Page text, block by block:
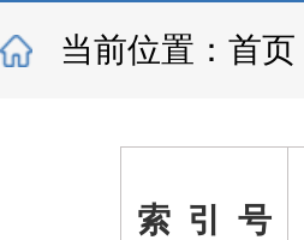
当前位置： 首页
索 引 号